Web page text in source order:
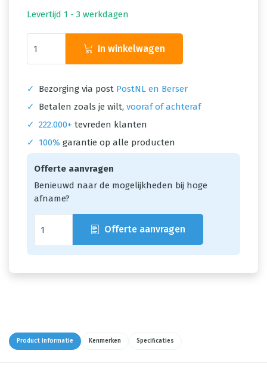
Levertijd 1 - 3 werkdagen
In winkelwagen
✓ Bezorging via post PostNL en Berser
✓
Betalen zoals je wilt, vooraf of achteraf
✓ 222.000+ tevreden klanten
✓
100% garantie op alle producten
Offerte aanvragen
Benieuwd naar de mogelijkheden bij hoge
afname?
Offerte aanvragen
Product informatie Kenmerken Specificaties